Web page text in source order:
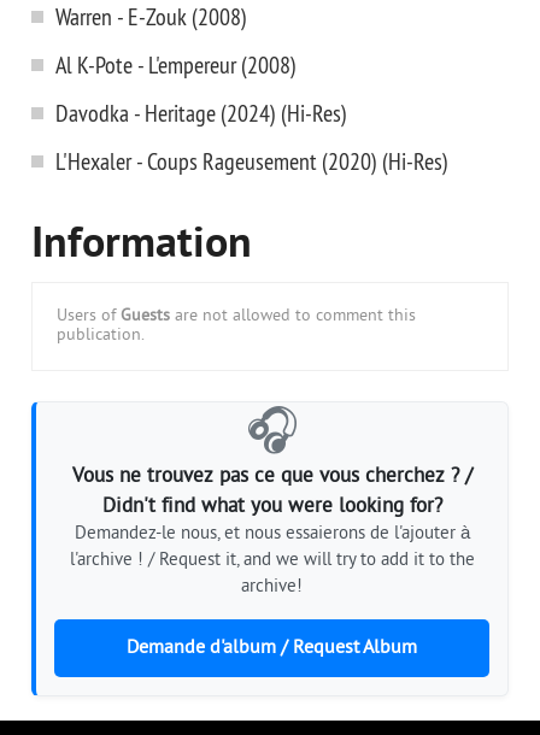
Warren - E-Zouk (2008)
Al K-Pote - L'empereur (2008)
Davodka - Heritage (2024) (Hi-Res)
L'Hexaler - Coups Rageusement (2020) (Hi-Res)
Information
Users of Guests are not allowed to comment this
publication.
🎧
Vous ne trouvez pas ce que vous cherchez ? /
Didn't find what you were looking for?
Demandez-le nous, et nous essaierons de l'ajouter à
l'archive ! / Request it, and we will try to add it to the
archive!
Demande d'album / Request Album